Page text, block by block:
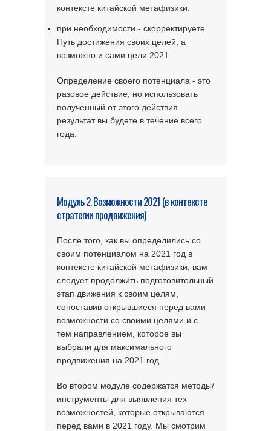
контексте китайской метафизики.
при необходимости - скорректируете
Путь достижения своих целей, а
возможно и сами цели 2021
Определение своего потенциала - это
разовое действие, но использовать
полученный от этого действия
результат вы будете в течение всего
года.
Модуль 2. Возможности 2021 (в контексте
стратегии продвижения)
После того, как вы определились со
своим потенциалом на 2021 год в
контексте китайской метафизики, вам
следует продолжить подготовительный
этап движения к своим целям,
сопоставив открывшиеся перед вами
возможности со своими целями и с
тем направлением, которое вы
выбрали для максимального
продвижения на 2021 год.
Во втором модуле содержатся методы/
инструменты для выявления тех
возможностей, которые открываются
перед вами в 2021 году. Мы смотрим